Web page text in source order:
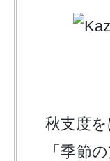
秋支度を
「季節